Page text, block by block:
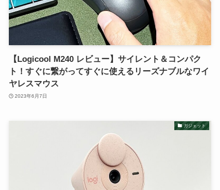
【Logicool M240 レビュー】サイレント＆コンパク
ト！すぐに繋がってすぐに使えるリーズナブルなワイ
ヤレスマウス
2023年6月7日
ガジェット